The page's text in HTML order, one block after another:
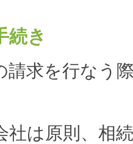
続き
請求を行なう
は原則、相